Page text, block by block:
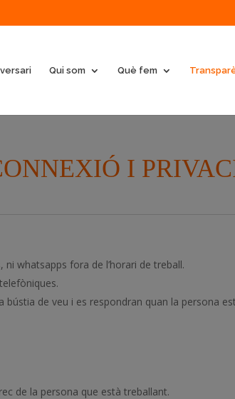
Qui som Què fem
I
whatsapps fora de l’horari de treball.
bústia de veu i es respondran quan la persona
de la persona que està treballant.